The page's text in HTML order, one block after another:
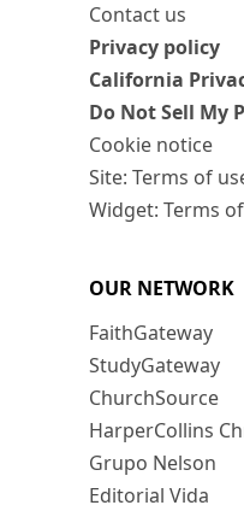
Contact us
Privacy policy
California
Do Not Sell My
Cookie notice
Site: Terms of
Widget: Terms
OUR NETWORK
FaithGateway
StudyGateway
ChurchSource
HarperCollins
Grupo Nelson
Editorial Vida